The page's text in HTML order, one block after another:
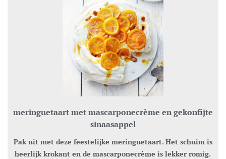
meringuetaart met mascarponecrème en gekonfijte
sinaasappel
Pak uit met deze feestelijke meringuetaart. Het schuim is
heerlijk krokant en de mascarponecrème is lekker romig.